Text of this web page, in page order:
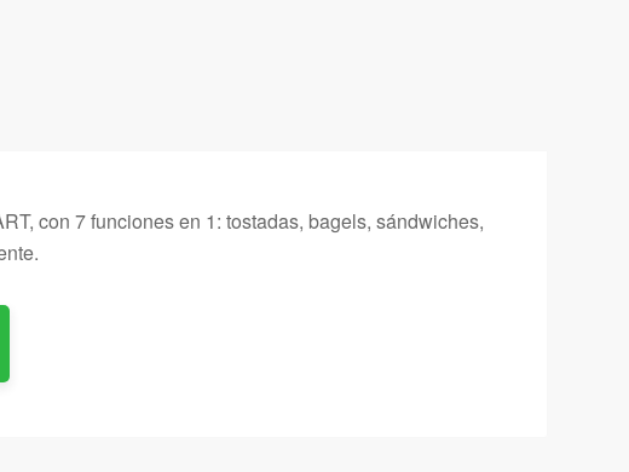
con 7 funciones en 1: tostadas, bagels, sándwiches,